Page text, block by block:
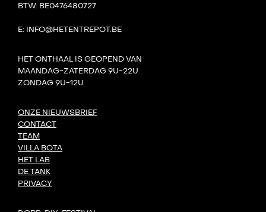
BTW: BE0476480727
E: INFO@HETENTREPOT.BE
HET ONTHAAL IS GEOPEND VAN
MAANDAG-ZATERDAG 9U-22U
ZONDAG 9U-12U
ONZE NIEUWSBRIEF
CONTACT
TEAM
VILLA BOTA
HET LAB
DE TANK
PRIVACY